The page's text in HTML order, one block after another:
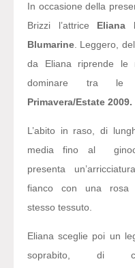
In occasione della
Brizzi l’attrice Eliana
Blumarine . Leggero,
da Eliana riprende le
dominare tra le
Primavera/Estate 2009.
L’abito in raso, di
media fino al
presenta
fianco con una rosa
stesso tessuto.
Eliana sceglie poi un
soprabito, di